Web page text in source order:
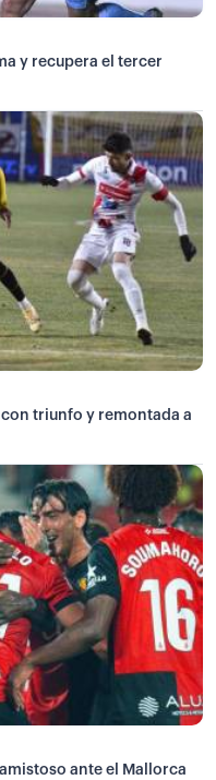
y recupera el tercer
con triunfo y remontada a
ante el Mallorca